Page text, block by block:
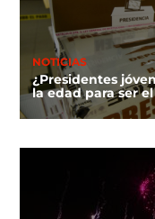
NOTICIAS
¿Presidentes
la edad para ser